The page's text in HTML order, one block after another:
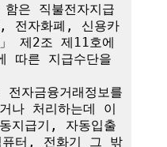
은 직불전자지급
, 전자화폐, 신용카
제2조 제11호에
따른 지급수단을
자금융거래정보를
나 처리하는데 이
지급기, 자동입출
터, 전화기 그 밖